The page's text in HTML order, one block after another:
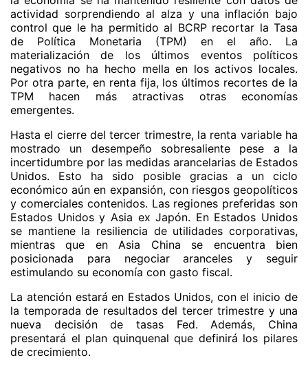
actividad sorprendiendo al alza y una inflación bajo
control que le ha permitido al BCRP recortar la Tasa
de Política Monetaria (TPM) en el año. La
materialización de los últimos eventos políticos
negativos no ha hecho mella en los activos locales.
Por otra parte, en renta fija, los últimos recortes de la
TPM hacen más atractivas otras economías
emergentes.
Hasta el cierre del tercer trimestre, la renta variable ha
mostrado un desempeño sobresaliente pese a la
incertidumbre por las medidas arancelarias de Estados
Unidos. Esto ha sido posible gracias a un ciclo
económico aún en expansión, con riesgos geopolíticos
y comerciales contenidos. Las regiones preferidas son
Estados Unidos y Asia ex Japón. En Estados Unidos
se mantiene la resiliencia de utilidades corporativas,
mientras que en Asia China se encuentra bien
posicionada para negociar aranceles y seguir
estimulando su economía con gasto fiscal.
La atención estará en Estados Unidos, con el inicio de
la temporada de resultados del tercer trimestre y una
nueva decisión de tasas Fed. Además, China
presentará el plan quinquenal que definirá los pilares
de crecimiento.